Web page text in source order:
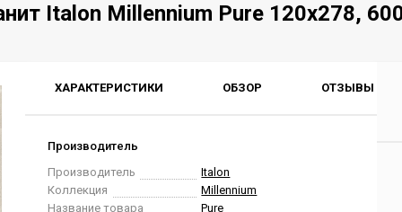
Italon Millennium Pure 120x278,
ХАРАКТЕРИСТИКИ ОБЗОР ОТЗЫВЫ
Производитель
Производитель
Italon
Коллекция
Millennium
Название товара
Pure